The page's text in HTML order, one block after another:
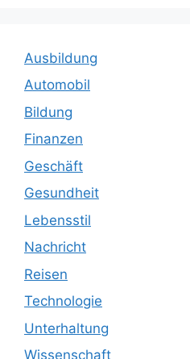
Ausbildung
Automobil
Bildung
Finanzen
Geschäft
Gesundheit
Lebensstil
Nachricht
Reisen
Technologie
Unterhaltung
Wissenschaft